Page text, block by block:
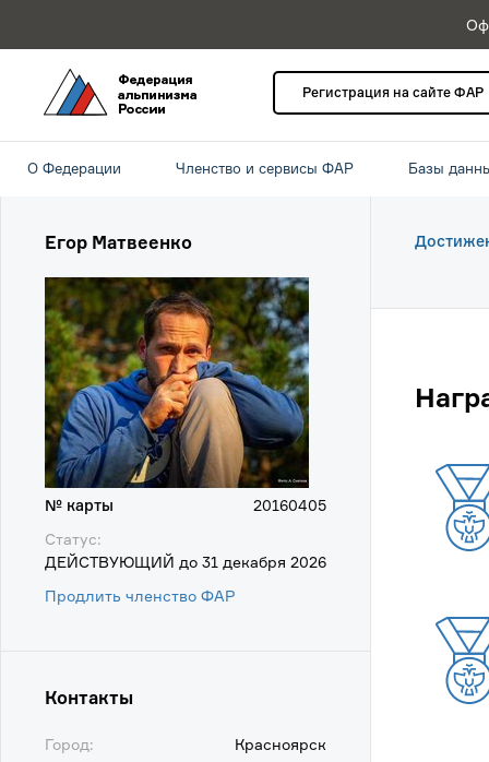
Регистрация на сайте ФАР
О Федерации Членство и сервисы ФАР Базы
Егор Матвеенко
№ карты
20160405
Статус:
ДЕЙСТВУЮЩИЙ до 31 декабря 2026
Продлить членство ФАР
Контакты
Город: Красноярск